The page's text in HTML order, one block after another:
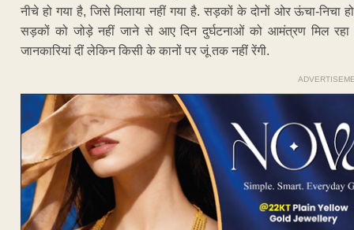
नीचे हो गया है, जिसे मिलाया नहीं गया है. सड़कों के दोनों ओर ऊंचा-निचा
सड़कों को जोड़े नहीं जाने से आए दिन दुर्घटनाओं को आमंत्रण मिल रहा
जानकारियां दीं लेकिन किसी के कानों पर जूं तक नहीं रेंगी.